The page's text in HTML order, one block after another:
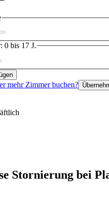
0 bis 17 J.
mehr Zimmer buchen?
Stornierung bei